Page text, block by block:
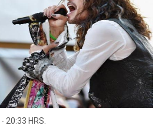
20:33 HRS.